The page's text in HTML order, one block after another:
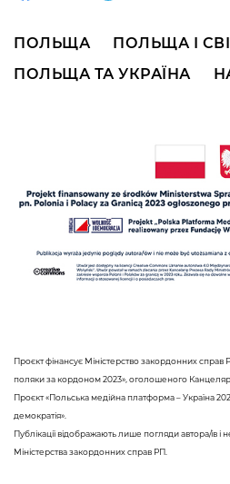
ПОЛЬЩА ПОЛЬЩА І
ПОЛЬЩА ТА УКРАЇНА
Проєкт фінансує Міністерство закордонних справ
поляки за кордоном 2023», оголошеного
Проєкт «Польська медійна платформа – Україна
демократія».
Публікації відображають лише погляди автора/ів
Міністерства закордонних справ РП.